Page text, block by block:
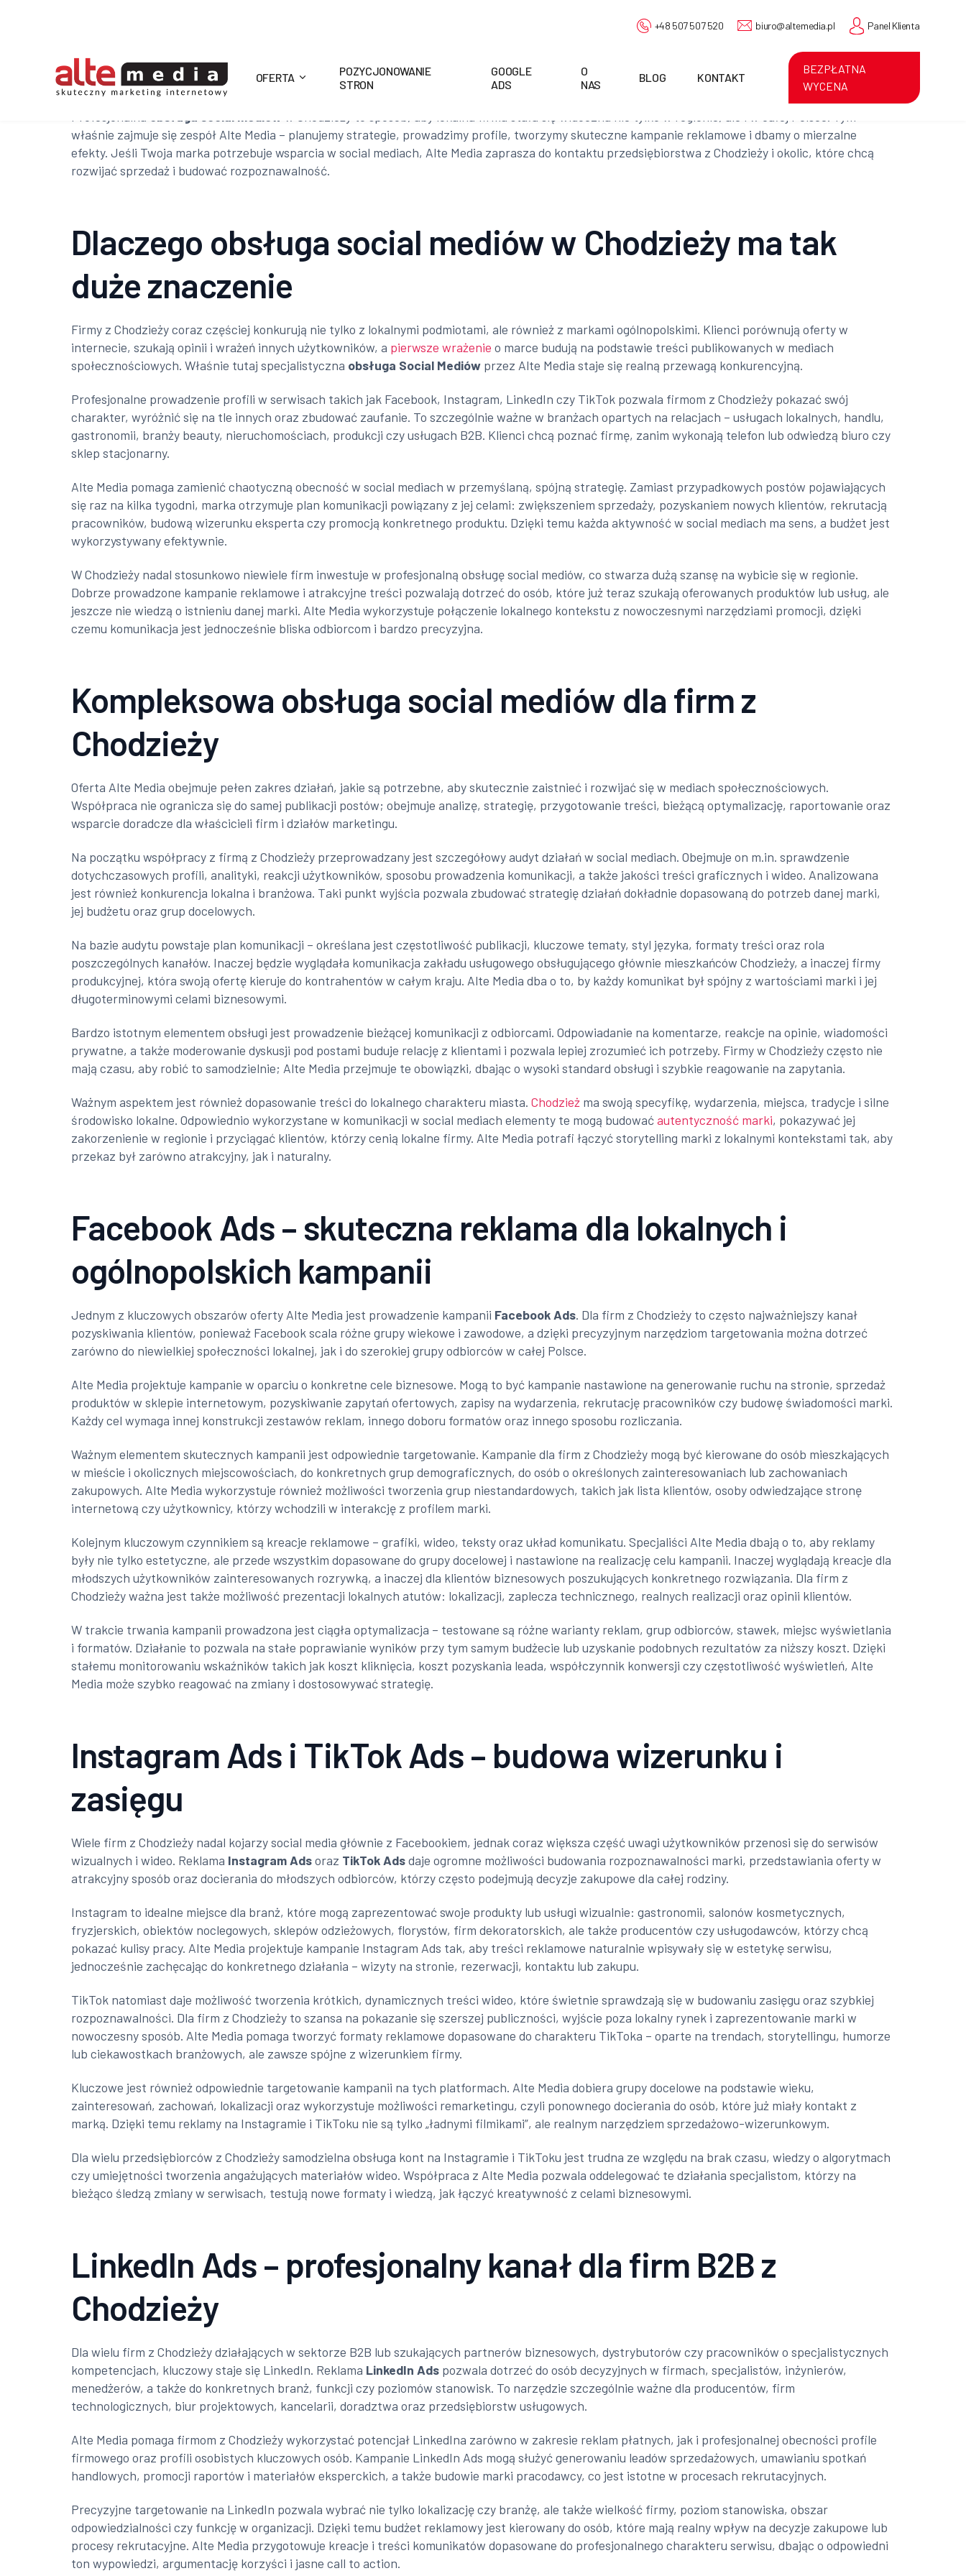
Alte
Media
+48 507 507 520 biuro@altemedia.pl Panel Klienta
OFERTA
POZYCJONOWANIE
STRON
GOOGLE
ADS
O
NAS
BLOG KONTAKT
BEZPŁATNA
WYCENA
Profesjonalna obsługa social mediów w Chodzieży to sposób, aby lokalna firma stała się widoczna nie tylko w regionie, ale i w całej Polsce. Tym
właśnie zajmuje się zespół Alte Media – planujemy strategie, prowadzimy profile, tworzymy skuteczne kampanie reklamowe i dbamy o mierzalne
efekty. Jeśli Twoja marka potrzebuje wsparcia w social mediach, Alte Media zaprasza do kontaktu przedsiębiorstwa z Chodzieży i okolic, które chcą
rozwijać sprzedaż i budować rozpoznawalność.
Dlaczego obsługa social mediów w Chodzieży ma tak
duże znaczenie
Firmy z Chodzieży coraz częściej konkurują nie tylko z lokalnymi podmiotami, ale również z markami ogólnopolskimi. Klienci porównują oferty w
internecie, szukają opinii i wrażeń innych użytkowników, a pierwsze wrażenie o marce budują na podstawie treści publikowanych w mediach
społecznościowych. Właśnie tutaj specjalistyczna obsługa Social Mediów przez Alte Media staje się realną przewagą konkurencyjną.
Profesjonalne prowadzenie profili w serwisach takich jak Facebook, Instagram, LinkedIn czy TikTok pozwala firmom z Chodzieży pokazać swój
charakter, wyróżnić się na tle innych oraz zbudować zaufanie. To szczególnie ważne w branżach opartych na relacjach – usługach lokalnych, handlu,
gastronomii, branży beauty, nieruchomościach, produkcji czy usługach B2B. Klienci chcą poznać firmę, zanim wykonają telefon lub odwiedzą biuro czy
sklep stacjonarny.
Alte Media pomaga zamienić chaotyczną obecność w social mediach w przemyślaną, spójną strategię. Zamiast przypadkowych postów pojawiających
się raz na kilka tygodni, marka otrzymuje plan komunikacji powiązany z jej celami: zwiększeniem sprzedaży, pozyskaniem nowych klientów, rekrutacją
pracowników, budową wizerunku eksperta czy promocją konkretnego produktu. Dzięki temu każda aktywność w social mediach ma sens, a budżet jest
wykorzystywany efektywnie.
W Chodzieży nadal stosunkowo niewiele firm inwestuje w profesjonalną obsługę social mediów, co stwarza dużą szansę na wybicie się w regionie.
Dobrze prowadzone kampanie reklamowe i atrakcyjne treści pozwalają dotrzeć do osób, które już teraz szukają oferowanych produktów lub usług, ale
jeszcze nie wiedzą o istnieniu danej marki. Alte Media wykorzystuje połączenie lokalnego kontekstu z nowoczesnymi narzędziami promocji, dzięki
czemu komunikacja jest jednocześnie bliska odbiorcom i bardzo precyzyjna.
Kompleksowa obsługa social mediów dla firm z
Chodzieży
Oferta Alte Media obejmuje pełen zakres działań, jakie są potrzebne, aby skutecznie zaistnieć i rozwijać się w mediach społecznościowych.
Współpraca nie ogranicza się do samej publikacji postów; obejmuje analizę, strategię, przygotowanie treści, bieżącą optymalizację, raportowanie oraz
wsparcie doradcze dla właścicieli firm i działów marketingu.
Na początku współpracy z firmą z Chodzieży przeprowadzany jest szczegółowy audyt działań w social mediach. Obejmuje on m.in. sprawdzenie
dotychczasowych profili, analityki, reakcji użytkowników, sposobu prowadzenia komunikacji, a także jakości treści graficznych i wideo. Analizowana
jest również konkurencja lokalna i branżowa. Taki punkt wyjścia pozwala zbudować strategię działań dokładnie dopasowaną do potrzeb danej marki,
jej budżetu oraz grup docelowych.
Na bazie audytu powstaje plan komunikacji – określana jest częstotliwość publikacji, kluczowe tematy, styl języka, formaty treści oraz rola
poszczególnych kanałów. Inaczej będzie wyglądała komunikacja zakładu usługowego obsługującego głównie mieszkańców Chodzieży, a inaczej firmy
produkcyjnej, która swoją ofertę kieruje do kontrahentów w całym kraju. Alte Media dba o to, by każdy komunikat był spójny z wartościami marki i jej
długoterminowymi celami biznesowymi.
Bardzo istotnym elementem obsługi jest prowadzenie bieżącej komunikacji z odbiorcami. Odpowiadanie na komentarze, reakcje na opinie, wiadomości
prywatne, a także moderowanie dyskusji pod postami buduje relację z klientami i pozwala lepiej zrozumieć ich potrzeby. Firmy w Chodzieży często nie
mają czasu, aby robić to samodzielnie; Alte Media przejmuje te obowiązki, dbając o wysoki standard obsługi i szybkie reagowanie na zapytania.
Ważnym aspektem jest również dopasowanie treści do lokalnego charakteru miasta.Chodzież ma swoją specyfikę, wydarzenia, miejsca, tradycje i silne
środowisko lokalne. Odpowiednio wykorzystane w komunikacji w social mediach elementy te mogą budowaćautentyczność marki, pokazywać jej
zakorzenienie w regionie i przyciągać klientów, którzy cenią lokalne firmy. Alte Media potrafi łączyć storytelling marki z lokalnymi kontekstami tak, aby
przekaz był zarówno atrakcyjny, jak i naturalny.
Facebook Ads – skuteczna reklama dla lokalnych i
ogólnopolskich kampanii
Jednym z kluczowych obszarów oferty Alte Media jest prowadzenie kampanii Facebook Ads. Dla firm z Chodzieży to często najważniejszy kanał
pozyskiwania klientów, ponieważ Facebook scala różne grupy wiekowe i zawodowe, a dzięki precyzyjnym narzędziom targetowania można dotrzeć
zarówno do niewielkiej społeczności lokalnej, jak i do szerokiej grupy odbiorców w całej Polsce.
Alte Media projektuje kampanie w oparciu o konkretne cele biznesowe. Mogą to być kampanie nastawione na generowanie ruchu na stronie, sprzedaż
produktów w sklepie internetowym, pozyskiwanie zapytań ofertowych, zapisy na wydarzenia, rekrutację pracowników czy budowę świadomości marki.
Każdy cel wymaga innej konstrukcji zestawów reklam, innego doboru formatów oraz innego sposobu rozliczania.
Ważnym elementem skutecznych kampanii jest odpowiednie targetowanie. Kampanie dla firm z Chodzieży mogą być kierowane do osób mieszkających
w mieście i okolicznych miejscowościach, do konkretnych grup demograficznych, do osób o określonych zainteresowaniach lub zachowaniach
zakupowych. Alte Media wykorzystuje również możliwości tworzenia grup niestandardowych, takich jak lista klientów, osoby odwiedzające stronę
internetową czy użytkownicy, którzy wchodzili w interakcję z profilem marki.
Kolejnym kluczowym czynnikiem są kreacje reklamowe – grafiki, wideo, teksty oraz układ komunikatu. Specjaliści Alte Media dbają o to, aby reklamy
były nie tylko estetyczne, ale przede wszystkim dopasowane do grupy docelowej i nastawione na realizację celu kampanii. Inaczej wyglądają kreacje dla
młodszych użytkowników zainteresowanych rozrywką, a inaczej dla klientów biznesowych poszukujących konkretnego rozwiązania. Dla firm z
Chodzieży ważna jest także możliwość prezentacji lokalnych atutów: lokalizacji, zaplecza technicznego, realnych realizacji oraz opinii klientów.
W trakcie trwania kampanii prowadzona jest ciągła optymalizacja – testowane są różne warianty reklam, grup odbiorców, stawek, miejsc wyświetlania
i formatów. Działanie to pozwala na stałe poprawianie wyników przy tym samym budżecie lub uzyskanie podobnych rezultatów za niższy koszt. Dzięki
stałemu monitorowaniu wskaźników takich jak koszt kliknięcia, koszt pozyskania leada, współczynnik konwersji czy częstotliwość wyświetleń, Alte
Media może szybko reagować na zmiany i dostosowywać strategię.
Instagram Ads i TikTok Ads – budowa wizerunku i
zasięgu
Wiele firm z Chodzieży nadal kojarzy social media głównie z Facebookiem, jednak coraz większa część uwagi użytkowników przenosi się do serwisów
wizualnych i wideo. Reklama Instagram Adsoraz TikTok Adsdaje ogromne możliwości budowania rozpoznawalności marki, przedstawiania oferty w
atrakcyjny sposób oraz docierania do młodszych odbiorców, którzy często podejmują decyzje zakupowe dla całej rodziny.
Instagram to idealne miejsce dla branż, które mogą zaprezentować swoje produkty lub usługi wizualnie: gastronomii, salonów kosmetycznych,
fryzjerskich, obiektów noclegowych, sklepów odzieżowych, florystów, firm dekoratorskich, ale także producentów czy usługodawców, którzy chcą
pokazać kulisy pracy. Alte Media projektuje kampanie Instagram Ads tak, aby treści reklamowe naturalnie wpisywały się w estetykę serwisu,
jednocześnie zachęcając do konkretnego działania – wizyty na stronie, rezerwacji, kontaktu lub zakupu.
TikTok natomiast daje możliwość tworzenia krótkich, dynamicznych treści wideo, które świetnie sprawdzają się w budowaniu zasięgu oraz szybkiej
rozpoznawalności. Dla firm z Chodzieży to szansa na pokazanie się szerszej publiczności, wyjście poza lokalny rynek i zaprezentowanie marki w
nowoczesny sposób. Alte Media pomaga tworzyć formaty reklamowe dopasowane do charakteru TikToka – oparte na trendach, storytellingu, humorze
lub ciekawostkach branżowych, ale zawsze spójne z wizerunkiem firmy.
Kluczowe jest również odpowiednie targetowanie kampanii na tych platformach. Alte Media dobiera grupy docelowe na podstawie wieku,
zainteresowań, zachowań, lokalizacji oraz wykorzystuje możliwości remarketingu, czyli ponownego docierania do osób, które już miały kontakt z
marką. Dzięki temu reklamy na Instagramie i TikToku nie są tylko „ładnymi filmikami”, ale realnym narzędziem sprzedażowo-wizerunkowym.
Dla wielu przedsiębiorców z Chodzieży samodzielna obsługa kont na Instagramie i TikToku jest trudna ze względu na brak czasu, wiedzy o algorytmach
czy umiejętności tworzenia angażujących materiałów wideo. Współpraca z Alte Media pozwala oddelegować te działania specjalistom, którzy na
bieżąco śledzą zmiany w serwisach, testują nowe formaty i wiedzą, jak łączyć kreatywność z celami biznesowymi.
LinkedIn Ads – profesjonalny kanał dla firm B2B z
Chodzieży
Dla wielu firm z Chodzieży działających w sektorze B2B lub szukających partnerów biznesowych, dystrybutorów czy pracowników o specjalistycznych
kompetencjach, kluczowy staje się LinkedIn. Reklama LinkedIn Ads pozwala dotrzeć do osób decyzyjnych w firmach, specjalistów, inżynierów,
menedżerów, a także do konkretnych branż, funkcji czy poziomów stanowisk. To narzędzie szczególnie ważne dla producentów, firm
technologicznych, biur projektowych, kancelarii, doradztwa oraz przedsiębiorstw usługowych.
Alte Media pomaga firmom z Chodzieży wykorzystać potencjał LinkedIna zarówno w zakresie reklam płatnych, jak i profesjonalnej obecności profile
firmowego oraz profili osobistych kluczowych osób. Kampanie LinkedIn Ads mogą służyć generowaniu leadów sprzedażowych, umawianiu spotkań
handlowych, promocji raportów i materiałów eksperckich, a także budowie marki pracodawcy, co jest istotne w procesach rekrutacyjnych.
Precyzyjne targetowanie na LinkedIn pozwala wybrać nie tylko lokalizację czy branżę, ale także wielkość firmy, poziom stanowiska, obszar
odpowiedzialności czy funkcję w organizacji. Dzięki temu budżet reklamowy jest kierowany do osób, które mają realny wpływ na decyzje zakupowe lub
procesy rekrutacyjne. Alte Media przygotowuje kreacje i treści komunikatów dopasowane do profesjonalnego charakteru serwisu, dbając o odpowiedni
ton wypowiedzi, argumentację korzyści i jasne call to action.